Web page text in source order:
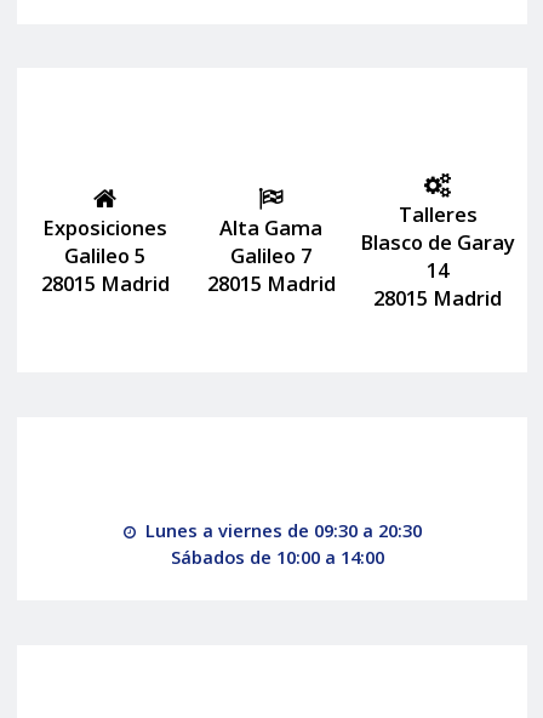
Exposiciones
Galileo 5
28015 Madrid
Alta Gama
Galileo 7
28015 Madrid
Talleres
Blasco de Garay
14
28015 Madrid
Lunes a viernes de 09:30 a 20:30
Sábados de 10:00 a 14:00